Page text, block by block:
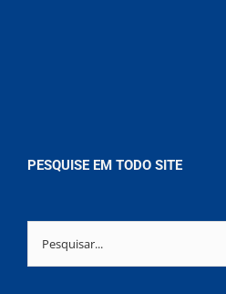
PESQUISE EM TODO SITE